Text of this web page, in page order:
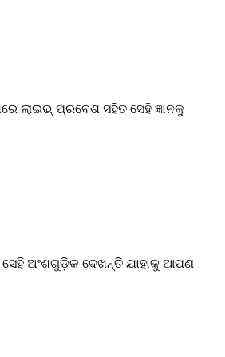
ଲାଇଭ୍ ପ୍ରବେଶ ସହିତ ସେହି ଜ୍ଞାନକୁ
ଅଂଶଗୁଡ଼ିକ ଦେଖନ୍ତି ଯାହାକୁ ଆପଣ